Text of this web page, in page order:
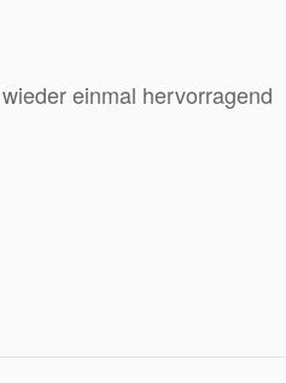
einmal hervorragend